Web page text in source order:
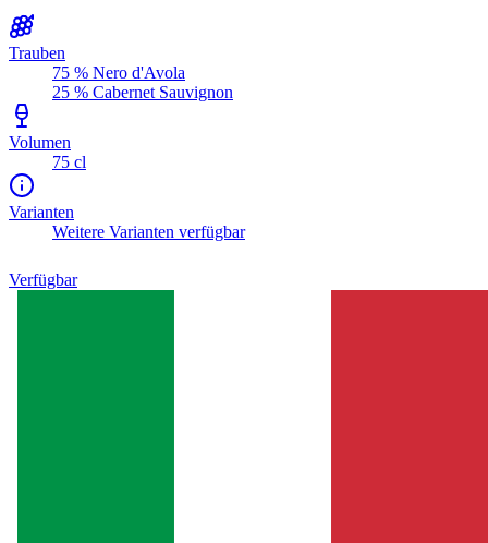
Trauben
75 % Nero d'Avola
25 % Cabernet Sauvignon
Volumen
75 cl
Varianten
Weitere Varianten verfügbar
Verfügbar